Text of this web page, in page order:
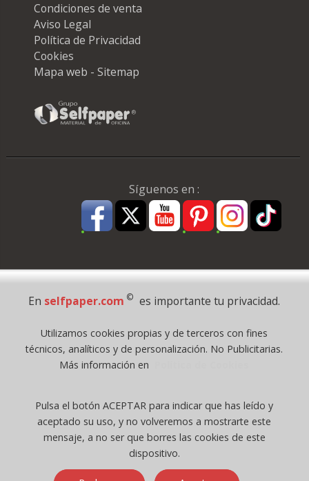
Condiciones de venta
Aviso Legal
Política de Privacidad
Cookies
Mapa web - Sitemap
Síguenos en :
Pago Seguro
Todos los derechos reservados
©selfpaper.com, y las webs de ©gruposelfpaper.org están gestionadas, y
Registro Mercantil de Valencia ( España ) CEE:
Tomo 7263, Libro 4565, Folio 1, Sección 8, Hoja V-85203.
Móvil / Tablet - Bot mozilla/5.0 (linux; android 14; pixel 8)
En selfpaper.com © es importante tu privacidad.
Utilizamos cookies propias y de terceros con fines
técnicos, analíticos y de personalización. No Publicitarias.
Más información en
Pulsa el botón ACEPTAR para indicar que has leído y
aceptado su uso, y no volveremos a mostrarte este
mensaje, a no ser que borres las cookies de este
dispositivo.